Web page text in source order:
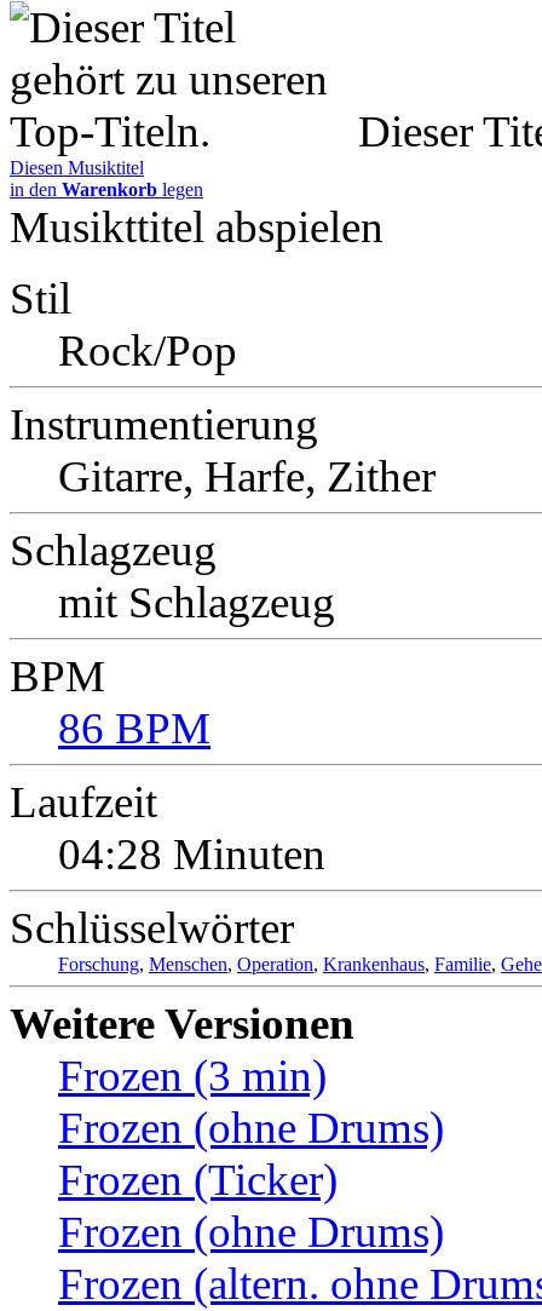
Dieser
Diesen Musiktitel
in den Warenkorb legen
Musikttitel abspielen
Stil
Rock/Pop
Instrumentierung
Gitarre, Harfe, Zither
Schlagzeug
mit Schlagzeug
BPM
86 BPM
Laufzeit
04:28 Minuten
Schlüsselwörter
Forschung, Menschen, Operation, Krankenhaus, Familie,
Weitere Versionen
Frozen (3 min)
Frozen (ohne Drums)
Frozen (Ticker)
Frozen (ohne Drums)
Frozen (altern. ohne